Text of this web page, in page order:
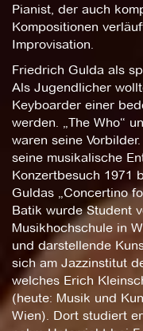
Pianist, der auch
Kompositionen
Improvisation.
Friedrich Gulda als
Als Jugendlicher
Keyboarder einer
werden. „The Who“
waren seine
seine musikalische
Konzertbesuch 1971
Guldas „Concertino
Batik wurde Student
Musikhochschule in
und darstellende
sich am Jazzinstitut
welches Erich
(heute: Musik und
Wien). Dort studiert